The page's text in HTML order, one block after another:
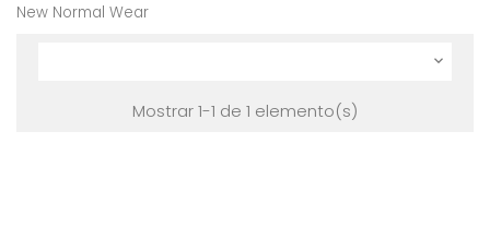
New Normal Wear

Mostrar 1-1 de 1 elemento(s)